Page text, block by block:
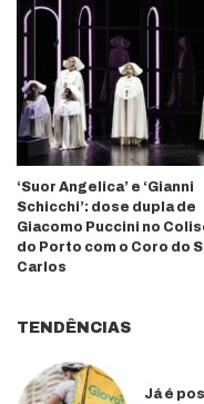
‘Suor Angelica’ e ‘Gianni
Schicchi’: dose dupla de
Giacomo Puccini no
do Porto com o Coro do
Carlos
TENDÊNCIAS
Já é